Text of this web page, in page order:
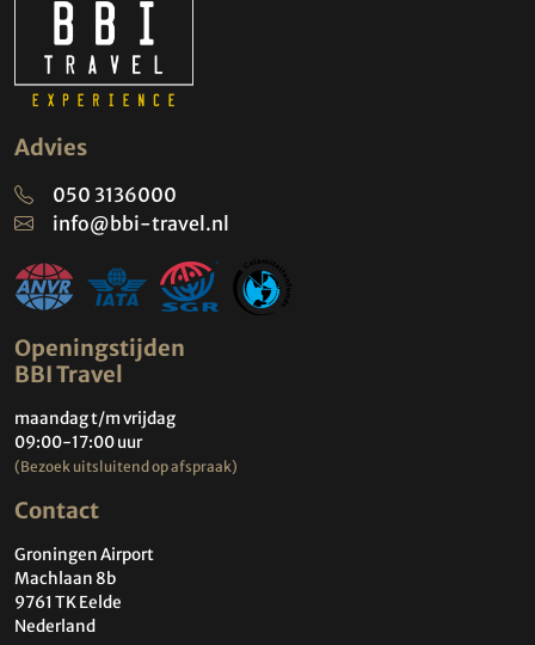
Advies
050 3136000
info@bbi-travel.nl
Openingstijden
BBI Travel
maandag t/m vrijdag
09:00-17:00 uur
(Bezoek uitsluitend op afspraak)
Contact
Groningen Airport
Machlaan 8b
9761 TK Eelde
Nederland